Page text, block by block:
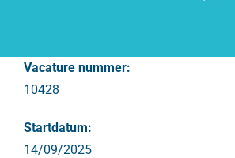
Vacature nummer:
10428
Startdatum:
14/09/2025